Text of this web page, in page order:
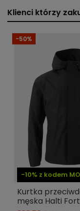
Typ produktu
Materiał
Długość rękawa
Cechy
Kieszenie
Kaptur
Kołnierz
Wywietrzniki
Podpinka
Klienci którzy
-10% z kodem
-50%
Kurtka
męska Halti